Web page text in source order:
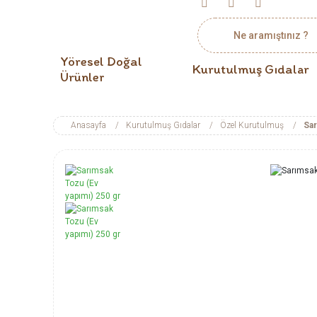
Yöresel Doğal
Ürünler
Kurutulmuş Gıdalar
Anasayfa Kurutulmuş Gıdalar Özel Kurutulmuş